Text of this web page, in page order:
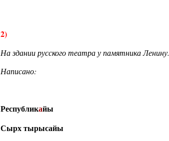
2)
На здании русского театра у памятника Ленину.
Написано:
Республикайы
Сырх тырысайы